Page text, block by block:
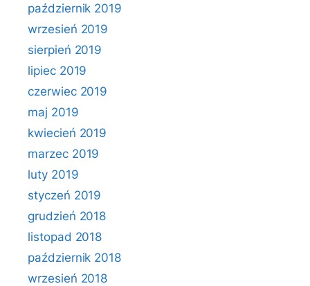
październik 2019
wrzesień 2019
sierpień 2019
lipiec 2019
czerwiec 2019
maj 2019
kwiecień 2019
marzec 2019
luty 2019
styczeń 2019
grudzień 2018
listopad 2018
październik 2018
wrzesień 2018